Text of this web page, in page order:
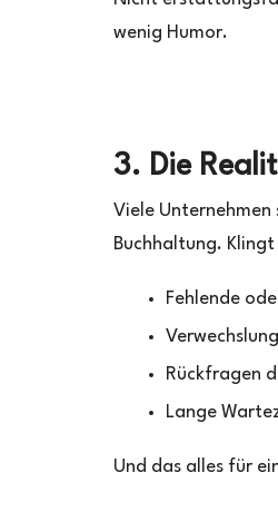
wenig Humor.
3. Die
Viele
Buchhaltung.
Fehlende
Rückfragen
Lange
Und das alles für